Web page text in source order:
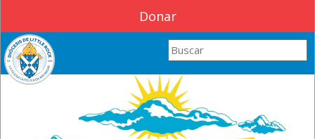
Donar
Search this site